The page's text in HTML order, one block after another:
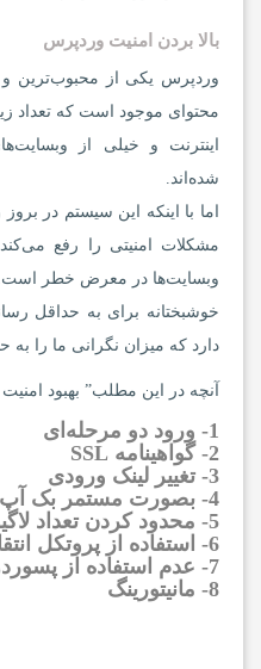
بالا بردن امنیت وردپرس
وردپرس یکی از محبوب‌ترین و
محتوای موجود است که تعداد
شده‌اند.
اما با اینکه این سیستم در
مشکلات امنیتی را رفع
وبسایت‌ها در معرض خطر است.
خوشبختانه برای به حداقل
دارد که میزان نگرانی ما را به
آنچه در این مطلب” بهبود
1- ورود دو مرحله‌ای
2- گواهینامه SSL
3- تغییر لینک ورودی
4- بصورت مستمر بک آپ را تهیه کنید
5- محدود کردن تعداد لاگین‌ها
6- استفاده از پروتکل انتقال ایمن
7- عدم استفاده از پسوردهای ساده
8- مانیتورینگ